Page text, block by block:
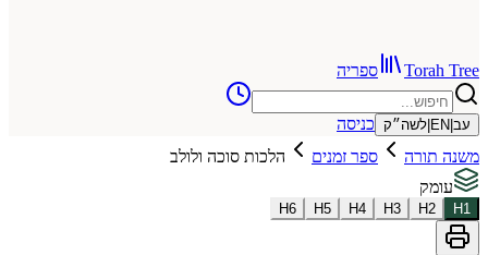
ספריה
כניסה
ספר זמנים
הלכות סוכה ולולב
H3
H4
H5
H6